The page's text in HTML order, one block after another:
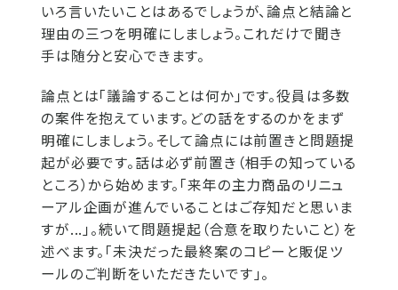
いろ言いたいことはあるでしょうが、論点と結論と
理由の三つを明確にしましょう。これだけで聞き
手は随分と安心できます。
論点とは「議論することは何か」です。役員は多数
の案件を抱えています。どの話をするのかをまず
明確にしましょう。そして論点には前置きと問題提
起が必要です。話は必ず前置き（相手の知っている
ところ）から始めます。「来年の主力商品のリニュ
ーアル企画が進んでいることはご存知だと思いま
すが...」。続いて問題提起（合意を取りたいこと）を
述べます。「未決だった最終案のコピーと販促ツ
ールのご判断をいただきたいです」。